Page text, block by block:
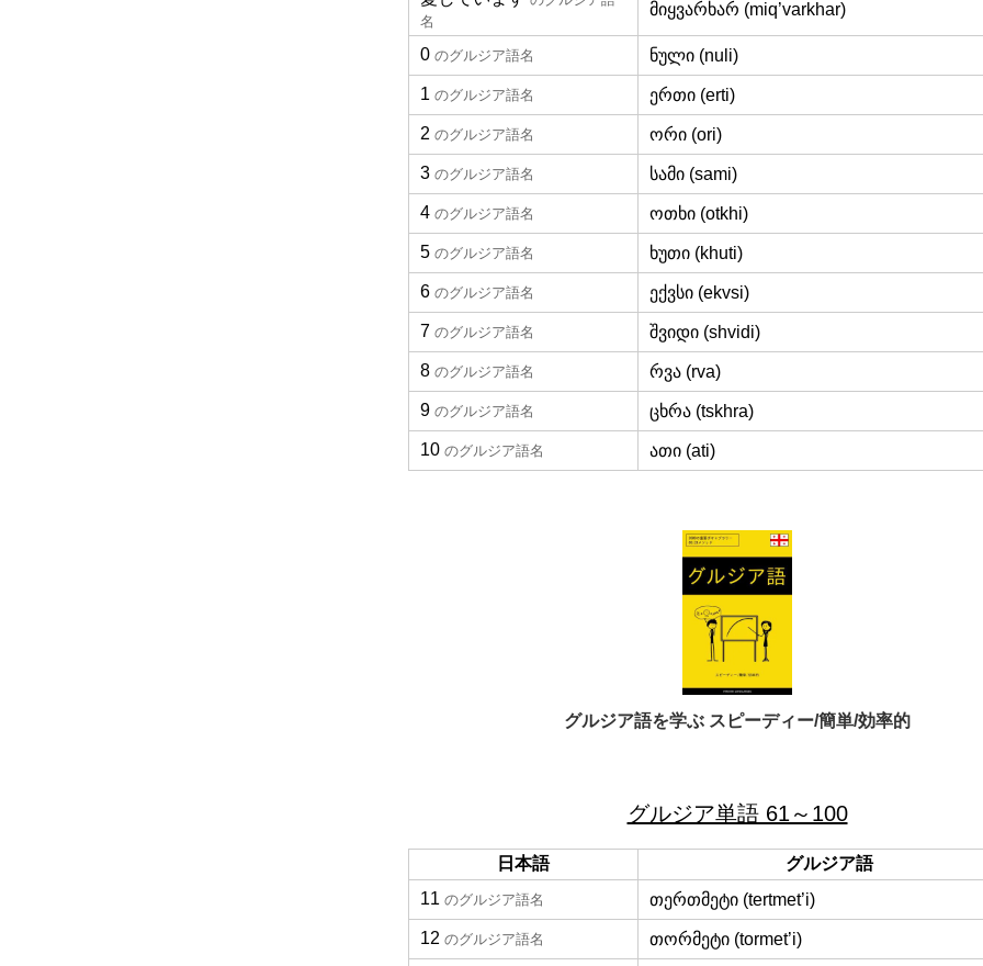
名
მიყვარხარ (miq’varkhar)
0 のグルジア語名 ნული (nuli)
1 のグルジア語名 ერთი (erti)
2 のグルジア語名 ორი (ori)
3 のグルジア語名 სამი (sami)
4 のグルジア語名 ოთხი (otkhi)
5 のグルジア語名 ხუთი (khuti)
6 のグルジア語名 ექვსი (ekvsi)
7 のグルジア語名 შვიდი (shvidi)
8 のグルジア語名 რვა (rva)
9 のグルジア語名 ცხრა (tskhra)
10 のグルジア語名 ათი (ati)
グルジア語を学ぶ スピーディー/簡単/効率的
グルジア単語 61～100
日本語
グルジア語
11 のグルジア語名 თერთმეტი (tertmet’i)
12 のグルジア語名 თორმეტი (tormet’i)